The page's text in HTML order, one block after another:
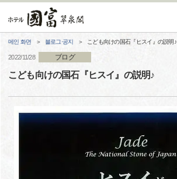
메인 화면 블로그·공지 こども向けの国石『ヒスイ』の説明♪
2022/11/28 ブログ
こども向けの国石『ヒスイ』の説明♪